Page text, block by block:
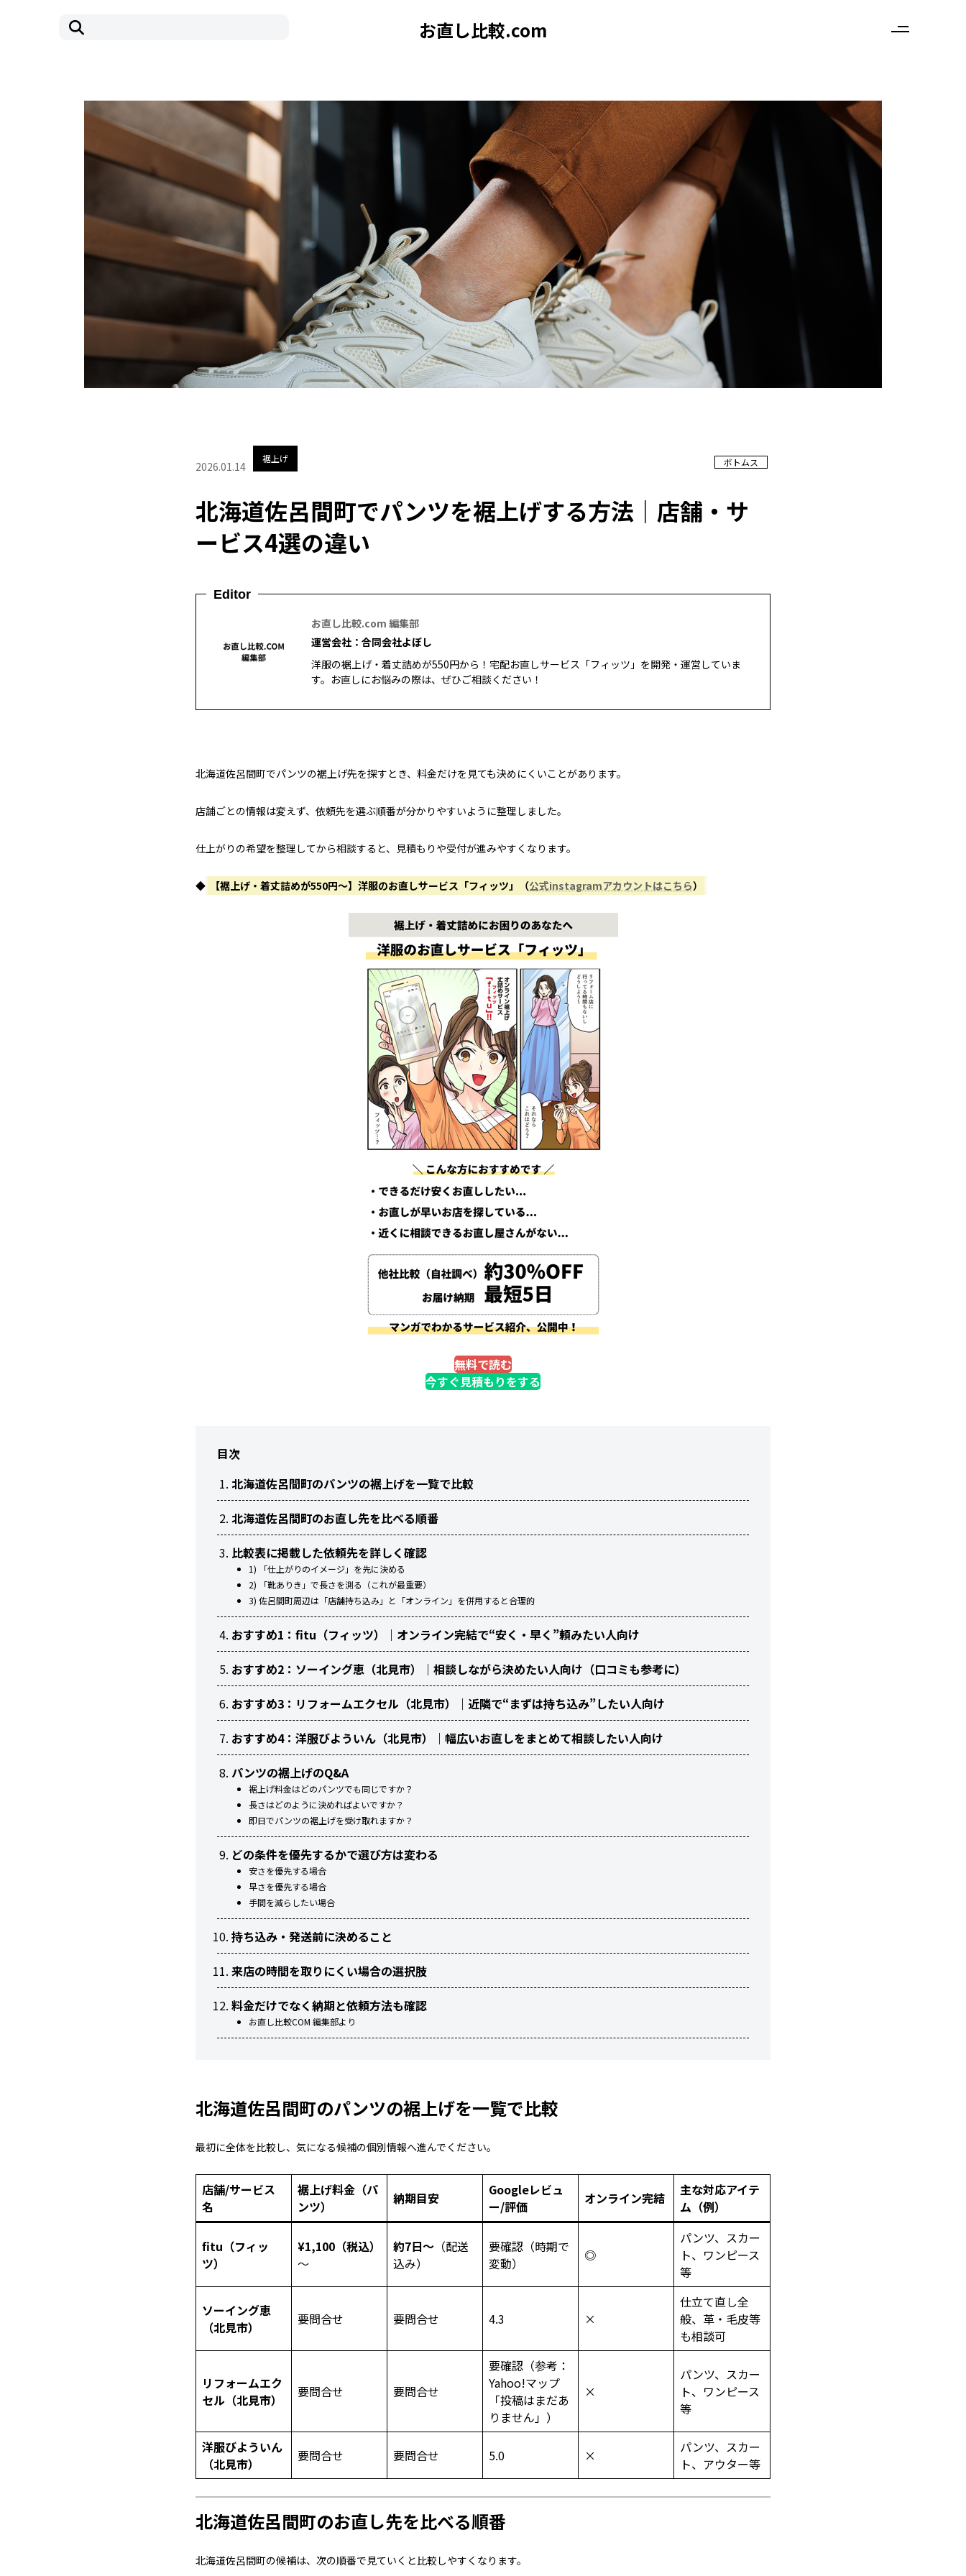
お直し比較.com
2026.01.14
裾上げ ボトムス
北海道佐呂間町でパンツを裾上げする方法｜店舗・サ
ービス4選の違い
Editor
お直し比較.com 編集部
運営会社：合同会社よぼし
洋服の裾上げ・着丈詰めが550円から！宅配お直しサービス「フィッツ」を開発・運営していま
す。お直しにお悩みの際は、ぜひご相談ください！
北海道佐呂間町でパンツの裾上げ先を探すとき、料金だけを見ても決めにくいことがあります。
店舗ごとの情報は変えず、依頼先を選ぶ順番が分かりやすいように整理しました。
仕上がりの希望を整理してから相談すると、見積もりや受付が進みやすくなります。
◆ 【裾上げ・着丈詰めが550円〜】洋服のお直しサービス「フィッツ」（公式instagramアカウントはこちら）
無料で読む
今すぐ見積もりをする
目次
北海道佐呂間町のパンツの裾上げを一覧で比較
北海道佐呂間町のお直し先を比べる順番
比較表に掲載した依頼先を詳しく確認
1) 「仕上がりのイメージ」を先に決める
2) 「靴ありき」で長さを測る（これが最重要）
3) 佐呂間町周辺は「店舗持ち込み」と「オンライン」を併用すると合理的
おすすめ1：fitu（フィッツ）｜オンライン完結で“安く・早く”頼みたい人向け
おすすめ2：ソーイング恵（北見市）｜相談しながら決めたい人向け（口コミも参考に）
おすすめ3：リフォームエクセル（北見市）｜近隣で“まずは持ち込み”したい人向け
おすすめ4：洋服びよういん（北見市）｜幅広いお直しをまとめて相談したい人向け
パンツの裾上げのQ&A
裾上げ料金はどのパンツでも同じですか？
長さはどのように決めればよいですか？
即日でパンツの裾上げを受け取れますか？
どの条件を優先するかで選び方は変わる
安さを優先する場合
早さを優先する場合
手間を減らしたい場合
持ち込み・発送前に決めること
来店の時間を取りにくい場合の選択肢
料金だけでなく納期と依頼方法も確認
お直し比較COM 編集部より
北海道佐呂間町のパンツの裾上げを一覧で比較
最初に全体を比較し、気になる候補の個別情報へ進んでください。
店舗/サービス
名
裾上げ料金（パ
ンツ）
納期目安
Googleレビュ
ー/評価
オンライン完結
主な対応アイテ
ム（例）
fitu（フィッ
ツ）
¥1,100（税込）
～
約7日〜 （配送
込み）
要確認（時期で
変動）
◎
パンツ、スカー
ト、ワンピース
等
ソーイング恵
（北見市）
要問合せ 要問合せ 4.3 ×
仕立て直し全
般、革・毛皮等
も相談可
リフォームエク
セル（北見市）
要問合せ 要問合せ
要確認（参考：
Yahoo!マップ
「投稿はまだあ
りません」）
×
パンツ、スカー
ト、ワンピース
等
洋服びよういん
（北見市）
要問合せ 要問合せ 5.0 ×
パンツ、スカー
ト、アウター等
北海道佐呂間町のお直し先を比べる順番
北海道佐呂間町の候補は、次の順番で見ていくと比較しやすくなります。